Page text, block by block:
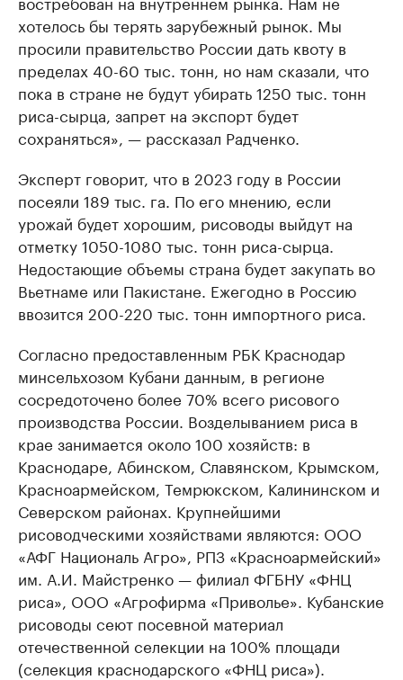
хотелось бы терять зарубежный рынок. Мы
просили правительство России дать квоту в
пределах 40-60 тыс. тонн, но нам сказали, что
пока в стране не будут убирать 1250 тыс. тонн
риса-сырца, запрет на экспорт будет
сохраняться», — рассказал Радченко.
Эксперт говорит, что в 2023 году в России
посеяли 189 тыс. га. По его мнению, если
урожай будет хорошим, рисоводы выйдут на
отметку 1050-1080 тыс. тонн риса-сырца.
Недостающие объемы страна будет закупать во
Вьетнаме или Пакистане. Ежегодно в Россию
ввозится 200-220 тыс. тонн импортного риса.
Согласно предоставленным РБК Краснодар
минсельхозом Кубани данным, в регионе
сосредоточено более 70% всего рисового
производства России. Возделыванием риса в
крае занимается около 100 хозяйств: в
Краснодаре, Абинском, Славянском, Крымском,
Красноармейском, Темрюкском, Калининском и
Северском районах. Крупнейшими
рисоводческими хозяйствами являются: ООО
«АФГ Националь Агро», РПЗ «Красноармейский»
им. А.И. Майстренко — филиал ФГБНУ «ФНЦ
риса», ООО «Агрофирма «Приволье». Кубанские
рисоводы сеют посевной материал
отечественной селекции на 100% площади
(селекция краснодарского «ФНЦ риса»).